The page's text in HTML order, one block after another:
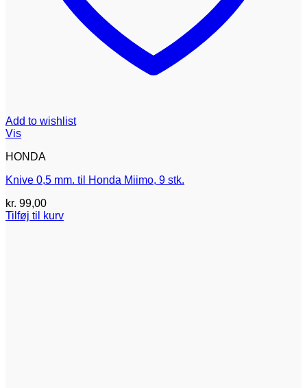
Add to wishlist
Vis
HONDA
Knive 0,5 mm. til Honda Miimo, 9 stk.
kr. 99,00
Tilføj til kurv